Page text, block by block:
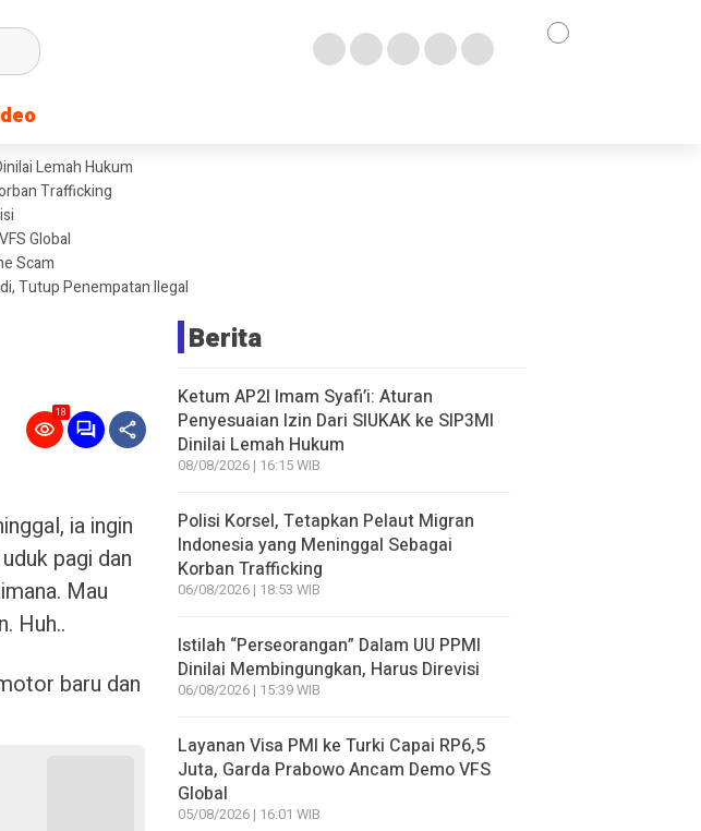
Lemah Hukum
Trafficking
Global
Scam
Tutup Penempatan Ilegal
18
ia ingin
pagi dan
Mau
Huh..
baru dan
Berita
Ketum AP2I Imam Syafi’i: Aturan
Penyesuaian Izin Dari SIUKAK ke SIP3MI
Dinilai Lemah Hukum
08/08/2026 | 16:15 WIB
Polisi Korsel, Tetapkan Pelaut Migran
Indonesia yang Meninggal Sebagai
Korban Trafficking
06/08/2026 | 18:53 WIB
Istilah “Perseorangan” Dalam UU PPMI
Dinilai Membingungkan, Harus Direvisi
06/08/2026 | 15:39 WIB
Layanan Visa PMI ke Turki Capai RP6,5
Juta, Garda Prabowo Ancam Demo VFS
Global
05/08/2026 | 16:01 WIB